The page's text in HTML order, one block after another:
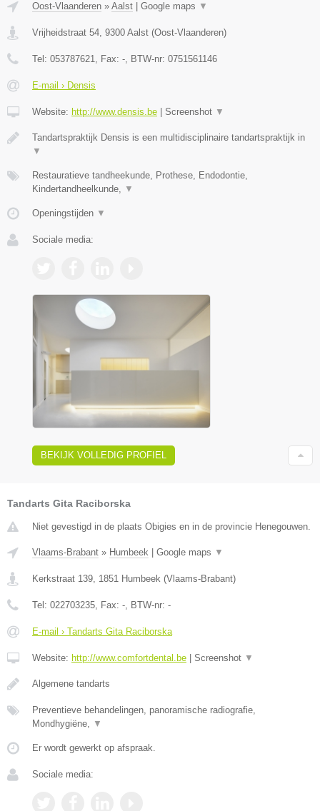
Oost-Vlaanderen » Aalst Google maps ▼
Vrijheidstraat 54, 9300 Aalst (Oost-Vlaanderen)
Tel: 053787621, Fax: -, BTW-nr: 0751561146
E-mail › Densis
Website: http://www.densis.be Screenshot ▼
Tandartspraktijk Densis is een multidisciplinaire tandartspraktijk in
▼
Restauratieve tandheekunde, Prothese, Endodontie,
Kindertandheelkunde, ▼
Openingstijden ▼
Sociale media:
BEKIJK VOLLEDIG PROFIEL
Tandarts Gita Raciborska
Niet gevestigd in de plaats Obigies en in de provincie Henegouwen.
Vlaams-Brabant » Humbeek Google maps ▼
Kerkstraat 139 1851 Humbeek (Vlaams-Brabant)
Tel: 022703235 , Fax: - , BTW-nr: -
E-mail › Tandarts Gita Raciborska
Website: http://www.comfortdental.be Screenshot ▼
Algemene tandarts
Preventieve behandelingen, panoramische radiografie,
Mondhygiëne,
▼
Er wordt gewerkt op afspraak.
Sociale media: